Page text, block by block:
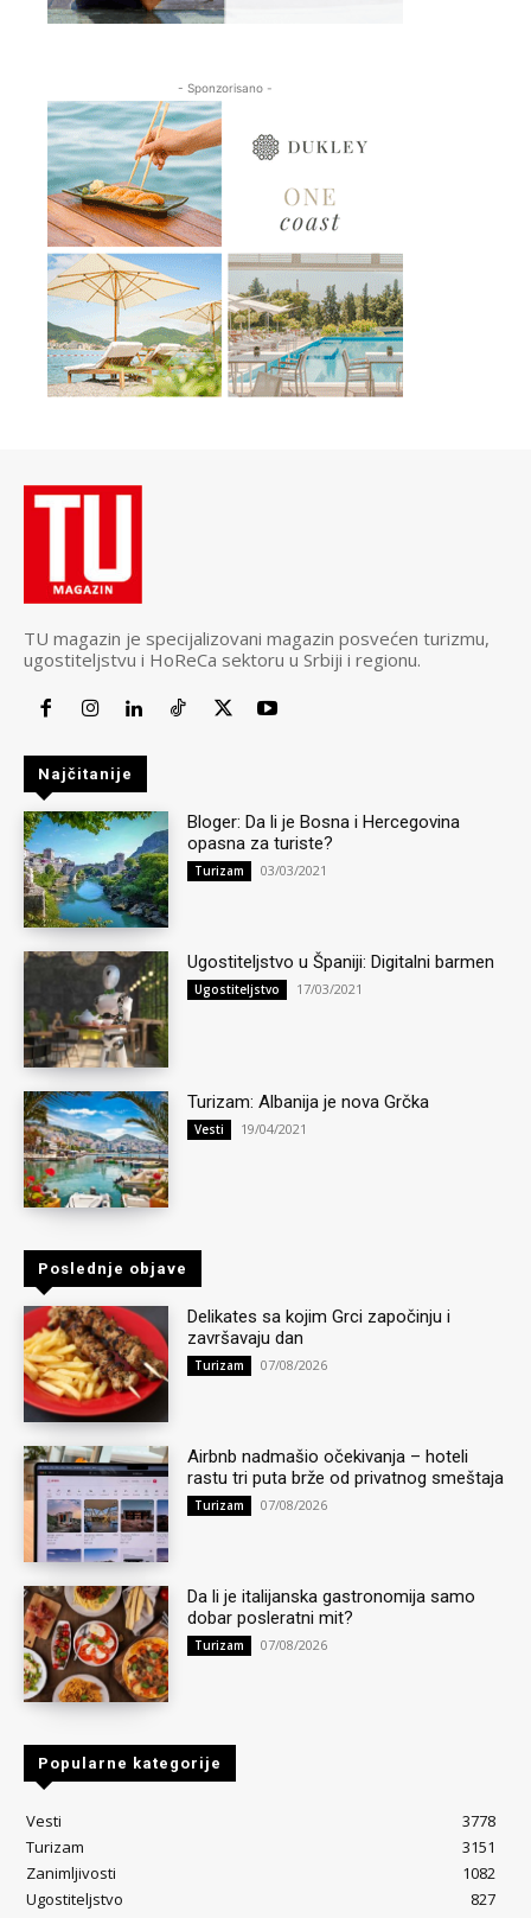
- Sponzorisano -
TU magazin je specijalizovani magazin posvećen turizmu,
ugostiteljstvu i HoReCa sektoru u Srbiji i regionu.
Najčitanije
Bloger: Da li je Bosna i Hercegovina
opasna za turiste?
Turizam 03/03/2021
Ugostiteljstvo u Španiji: Digitalni barmen
Ugostiteljstvo 17/03/2021
Turizam: Albanija je nova Grčka
Vesti 19/04/2021
Poslednje objave
Delikates sa kojim Grci započinju i
završavaju dan
Turizam 07/08/2026
Airbnb nadmašio očekivanja – hoteli
rastu tri puta brže od privatnog smeštaja
Turizam 07/08/2026
Da li je italijanska gastronomija samo
dobar posleratni mit?
Turizam 07/08/2026
Popularne kategorije
Vesti
3778
Turizam
3151
Zanimljivosti
1082
Ugostiteljstvo
827